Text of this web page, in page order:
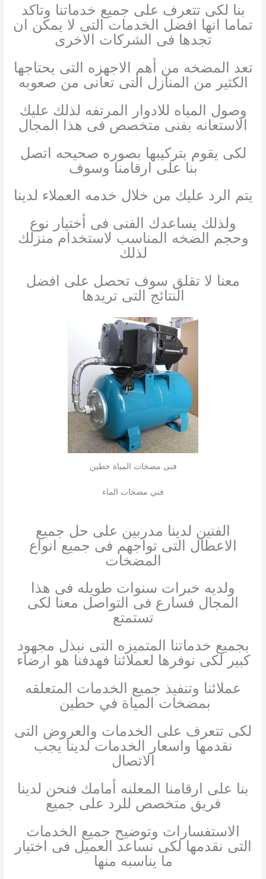
بنا لكى تتعرف على جميع خدماتنا وتاكد
تماما انها افضل الخدمات التى لا يمكن ان
تجدها فى الشركات الاخرى
تعد المضخه من أهم الاجهزه التى يحتاجها
الكثير من المنازل التى تعانى من صعوبه
وصول المياه للادوار المرتفه لذلك عليك
الاستعانه بفنى متخصص فى هذا المجال
لكى يقوم بتركيبها بصوره صحيحه اتصل
بنا على ارقامنا وسوف
يتم الرد عليك من خلال خدمه العملاء لدينا
ولذلك يساعدك الفنى فى أختيار نوع
وحجم الضخه المناسب لاستخدام منزلك
لذلك
معنا لا تقلق سوف تحصل على افضل
النتائج التى تريدها
فنى مضخات المياة حطين
فني مضخات الماء
الفنين لدينا مدربين على حل جميع
الاعطال التى تواجهم فى جميع انواع
المضخات
ولديه خبرات سنوات طويله فى هذا
المجال فسارع فى التواصل معنا لكى
تستمتع
بجميع خدماتنا المتميزه التى نبذل مجهود
كبير لكى نوفرها لعملائنا فهدفنا هو ارضاء
عملائنا وتنفيذ جميع الخدمات المتعلقه
بمضخات المياة في حطين
لكى تتعرف على الخدمات والعروض التى
نقدمها واسعار الخدمات لدينا يجب
الاتصال
بنا على ارقامنا المعلنه أمامك فنحن لدينا
فريق متخصص للرد على جميع
الاستفسارات وتوضيح جميع الخدمات
التى نقدمها لكى نساعد العميل فى اختيار
ما يناسبه منها